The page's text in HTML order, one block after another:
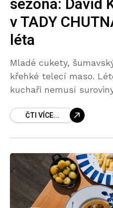
v TADY
léta
Mladé cukety,
křehké telecí maso.
kuchaři nemusí
nepřehnat to s
ČTI VÍCE...